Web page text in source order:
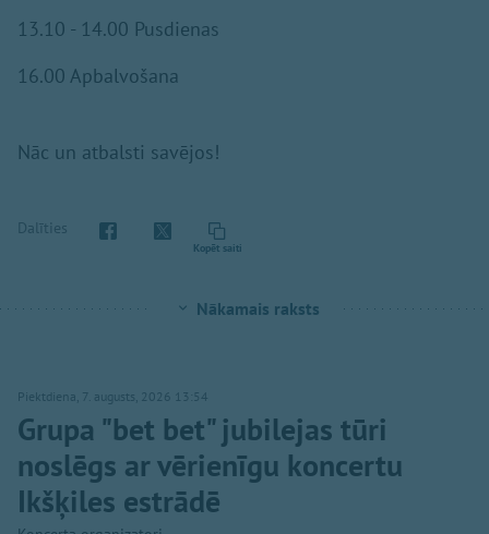
13.10 - 14.00 Pusdienas
16.00 Apbalvošana
Nāc un atbalsti savējos!
Dalīties
Kopēt saiti
Nākamais raksts
Piektdiena, 7. augusts, 2026 13:54
Grupa "bet bet" jubilejas tūri
noslēgs ar vērienīgu koncertu
Ikšķiles estrādē